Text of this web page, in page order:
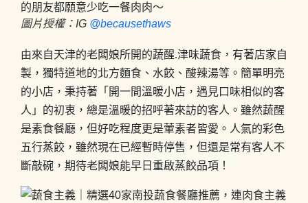
圖片授權：IG @becausethaws
由來自天津的老闆娘所開的蔬醒.津味蔬食，有著店家自
製，獨特道地的北方麵食、水餃、酸辣湯等。簡單明亮
的小店，秉持著「開一間溫暖小店，遇見口味相似的客
人」的初衷，總是溫暖的招呼著來訪的客人。雖然蔬醒
是素食餐廳，但好吃程度更是葷素者皆愛。人氣的彩色
五行蒸餃，雖然現在已經暫時停售，但還是常有客人不
斷敲碗，期待老闆娘能早日重啟蒸餃品項！